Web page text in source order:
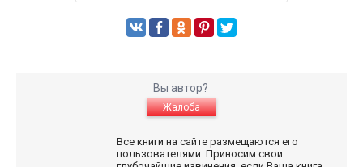
Вы автор?
Жалоба
Все книги на сайте размещаются его
пользователями. Приносим свои